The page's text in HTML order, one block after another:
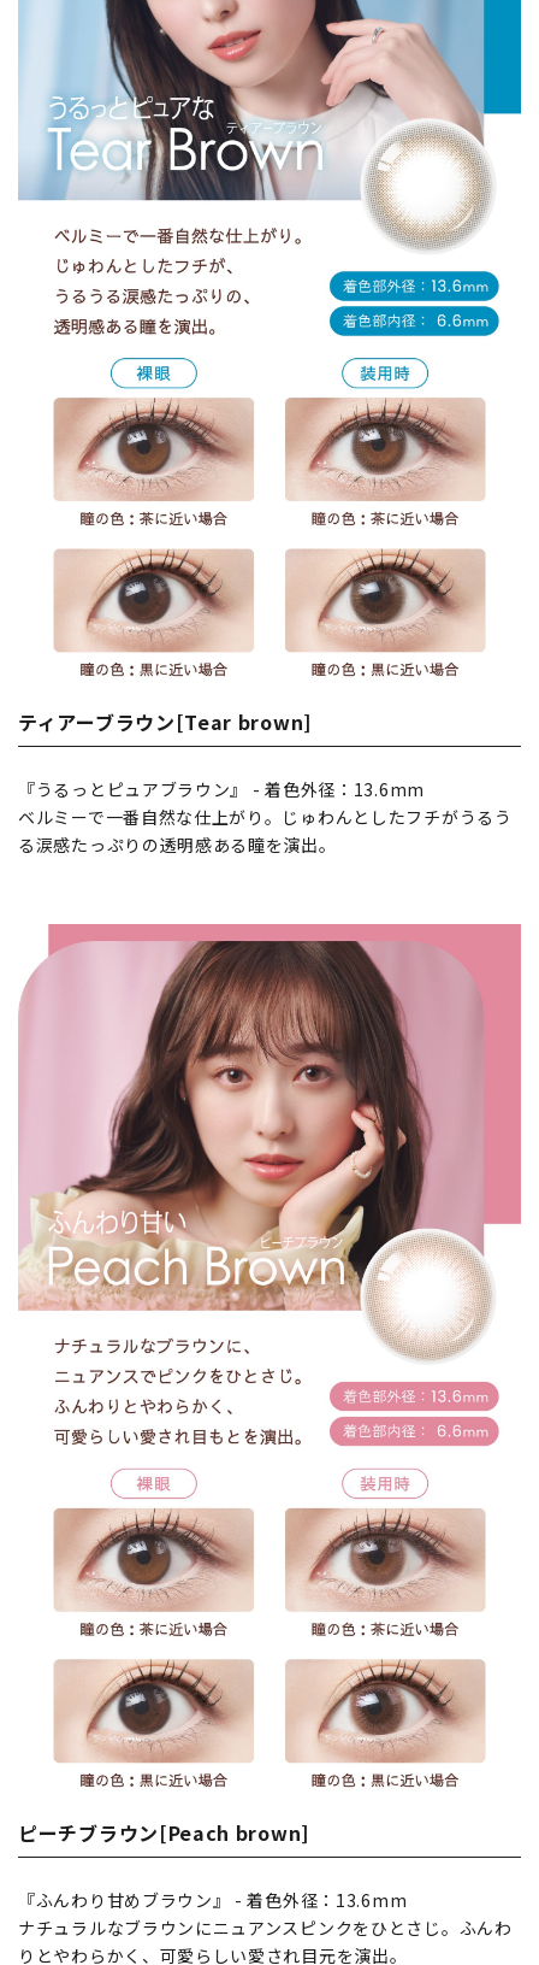
ティアーブラウン[Tear brown]
『うるっとピュアブラウン』 - 着色外径：13.6mm
ベルミーで一番自然な仕上がり。じゅわんとしたフチがうるう
る涙感たっぷりの透明感ある瞳を演出。
ピーチブラウン[Peach brown]
『ふんわり甘めブラウン』 - 着色外径：13.6mm
ナチュラルなブラウンにニュアンスピンクをひとさじ。ふんわ
りとやわらかく、可愛らしい愛され目元を演出。